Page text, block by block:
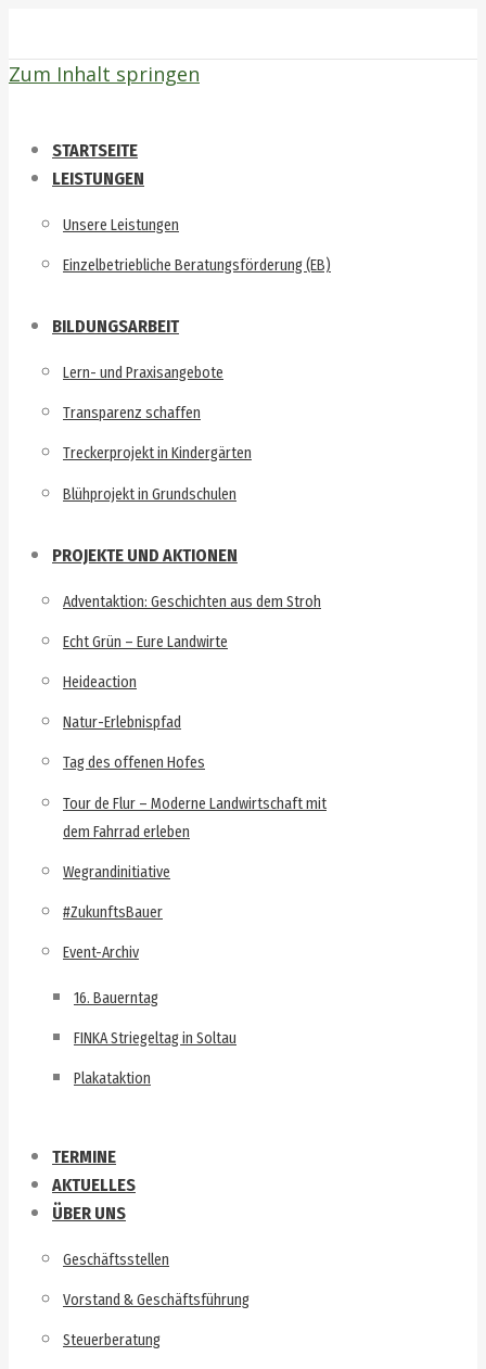
Zum Inhalt springen
STARTSEITE
LEISTUNGEN
Unsere Leistungen
Einzelbetriebliche Beratungsförderung (EB)
BILDUNGSARBEIT
Lern- und Praxisangebote
Transparenz schaffen
Treckerprojekt in Kindergärten
Blühprojekt in Grundschulen
PROJEKTE UND AKTIONEN
Adventaktion: Geschichten aus dem Stroh
Echt Grün – Eure Landwirte
Heideaction
Natur-Erlebnispfad
Tag des offenen Hofes
Tour de Flur – Moderne Landwirtschaft mit
dem Fahrrad erleben
Wegrandinitiative
#ZukunftsBauer
Event-Archiv
16. Bauerntag
FINKA Striegeltag in Soltau
Plakataktion
TERMINE
AKTUELLES
ÜBER UNS
Geschäftsstellen
Vorstand & Geschäftsführung
Steuerberatung